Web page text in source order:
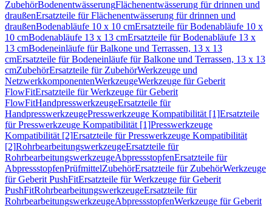
ZubehörBodenentwässerungFlächenentwässerung für drinnen und
draußenErsatzteile für Flächenentwässerung für drinnen und
draußenBodenabläufe 10 x 10 cmErsatzteile für Bodenabläufe 10 x
10 cmBodenabläufe 13 x 13 cmErsatzteile für Bodenabläufe 13 x
13 cmBodeneinläufe für Balkone und Terrassen, 13 x 13
cmErsatzteile für Bodeneinläufe für Balkone und Terrassen, 13 x 13
cmZubehörErsatzteile für ZubehörWerkzeuge und
NetzwerkkomponentenWerkzeugeWerkzeuge für Geberit
FlowFitErsatzteile für Werkzeuge für Geberit
FlowFitHandpresswerkzeugeErsatzteile für
HandpresswerkzeugePresswerkzeuge Kompatibilität [1]Ersatzteile
für Presswerkzeuge Kompatibilität [1]Presswerkzeuge
Kompatibilität [2]Ersatzteile für Presswerkzeuge Kompatibilität
[2]RohrbearbeitungswerkzeugeErsatzteile für
RohrbearbeitungswerkzeugeAbpressstopfenErsatzteile für
AbpressstopfenPrüfmittelZubehörErsatzteile für ZubehörWerkzeuge
für Geberit PushFitErsatzteile für Werkzeuge für Geberit
PushFitRohrbearbeitungswerkzeugeErsatzteile für
RohrbearbeitungswerkzeugeAbpressstopfenWerkzeuge für Geberit